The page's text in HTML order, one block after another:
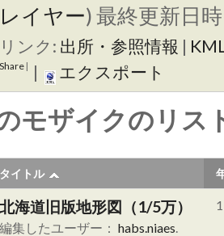
レイヤー) 最終更新日
リンク: 出所・参照情報 |
Share | エクスポート
モザイクのリス
タイトル
北海道旧版地形図（1/5万）
編集したユーザー： habs.niaes